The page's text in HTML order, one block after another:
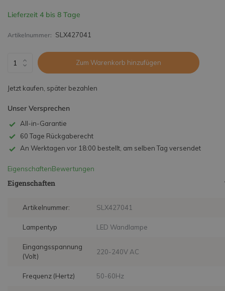
Lieferzeit 4 bis 8 Tage
Artikelnummer: SLX427041
Zum Warenkorb hinzufügen
Jetzt kaufen, später bezahlen
Unser Versprechen
All-in-Garantie
60 Tage Rückgaberecht
An Werktagen vor 18:00 bestellt, am selben Tag versendet
EigenschaftenBewertungen
Eigenschaften
Artikelnummer: SLX427041
Lampentyp LED Wandlampe
Eingangsspannung
(Volt)
220-240V AC
Frequenz (Hertz) 50-60Hz